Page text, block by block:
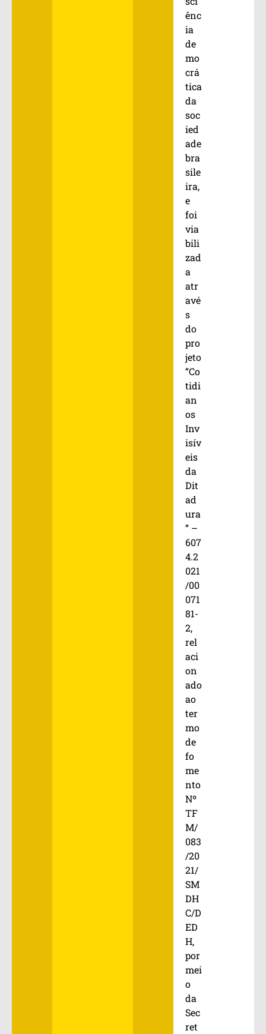
ênc
ia
de
mo
crá
tica
da
soc
ied
ade
bra
sile
ira,
e
foi
via
bili
zad
a
atr
avé
s
do
pro
jeto
“Co
tidi
an
os
Inv
isív
eis
da
Dit
ad
ura
” –
607
4.2
021
/00
071
81-
2,
rel
aci
on
ado
ao
ter
mo
de
fo
me
nto
Nº
TF
M/
083
/20
21/
SM
DH
C/D
ED
H,
por
mei
o
da
Sec
ret